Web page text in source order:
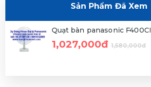
Sản Phẩm Đã Xem
Quạt bàn panasonic F400CI
1,027,000đ 1,580,000đ